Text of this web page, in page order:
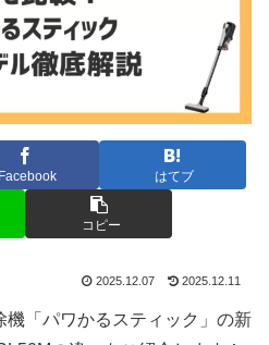
Facebook はてブ
コピー
2025.12.07 2025.12.11
機「パワかるスティック」の新